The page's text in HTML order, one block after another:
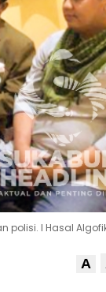
polisi. l Hasal
A